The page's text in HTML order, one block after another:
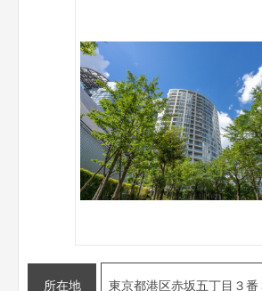
所在地 東京都港区赤坂五丁目３番